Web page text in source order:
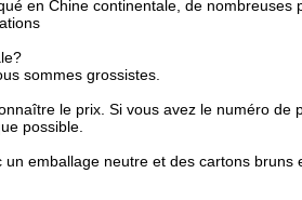
en Chine continentale, de nombreuses
sommes grossistes.
le prix. Si vous avez le numéro de
possible.
emballage neutre et des cartons